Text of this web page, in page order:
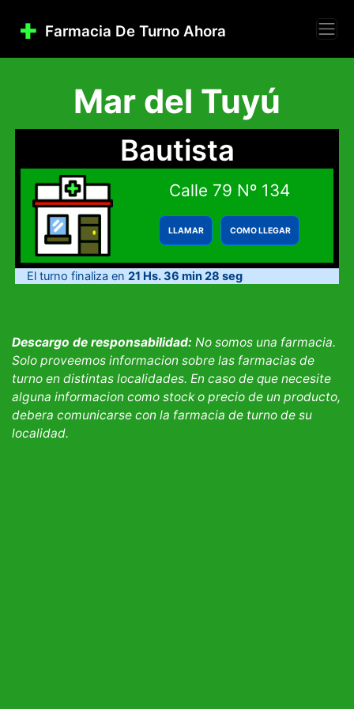
Farmacia De Turno Ahora
Mar del Tuyú
Bautista
Calle 79 Nº 134
LLAMAR COMO LLEGAR
El turno finaliza en 21 Hs. 36 min 28 seg
Descargo de responsabilidad: No somos una farmacia.
Solo proveemos informacion sobre las farmacias de
turno en distintas localidades. En caso de que necesite
alguna informacion como stock o precio de un producto,
debera comunicarse con la farmacia de turno de su
localidad.